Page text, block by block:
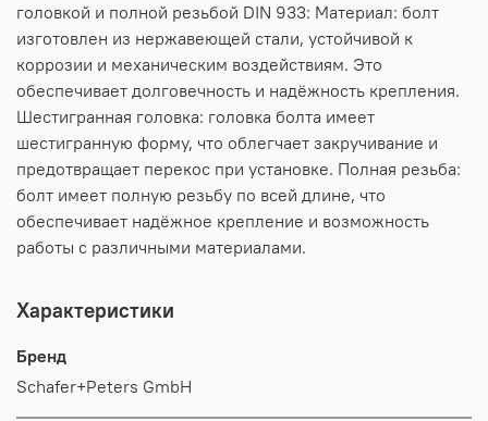
головкой и полной резьбой DIN 933: Материал: болт
изготовлен из нержавеющей стали, устойчивой к
коррозии и механическим воздействиям. Это
обеспечивает долговечность и надёжность крепления.
Шестигранная головка: головка болта имеет
шестигранную форму, что облегчает закручивание и
предотвращает перекос при установке. Полная резьба:
болт имеет полную резьбу по всей длине, что
обеспечивает надёжное крепление и возможность
работы с различными материалами.
Характеристики
Бренд
Schafer+Peters GmbH